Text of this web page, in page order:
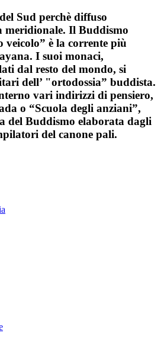
Sud perchè diffuso
meridionale. Il Buddismo
veicolo” è la corrente più
I suoi monaci,
dal resto del mondo, si
dell’ "ortodossia” buddista.
vari indirizzi di pensiero,
o “Scuola degli anziani”,
del Buddismo elaborata dagli
del canone pali.